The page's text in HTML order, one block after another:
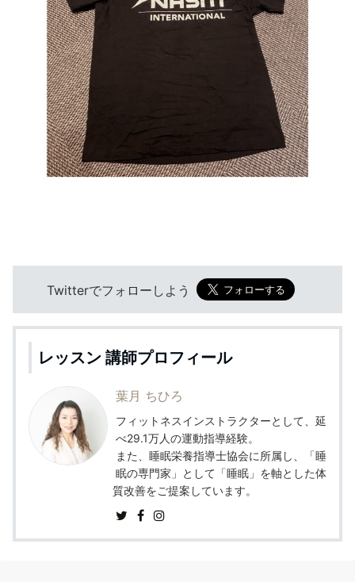
Twitterでフォローしよう
レッスン 講師プロフィール
葉月 ちひろ
フィットネスインストラクターとして、延
べ29.1万人の運動指導経験。
また、睡眠栄養指導士協会に所属し、「睡
眠の専門家」として「睡眠」を軸とした体
質改善をご提案しています。